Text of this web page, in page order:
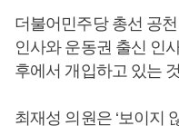
더불어민주당 총선 공
인사와 운동권 출신 인
후에서 개입하고 있는
최재성 의원은 ‘보이지